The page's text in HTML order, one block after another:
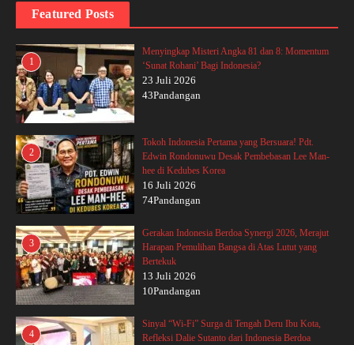
Featured Posts
1
Menyingkap Misteri Angka 81 dan 8: Momentum
‘Sunat Rohani’ Bagi Indonesia?
23 Juli 2026
43Pandangan
2
Tokoh Indonesia Pertama yang Bersuara! Pdt.
Edwin Rondonuwu Desak Pembebasan Lee Man-
hee di Kedubes Korea
16 Juli 2026
74Pandangan
3
Gerakan Indonesia Berdoa Synergi 2026, Merajut
Harapan Pemulihan Bangsa di Atas Lutut yang
Bertekuk
13 Juli 2026
10Pandangan
4
Sinyal “Wi-Fi” Surga di Tengah Deru Ibu Kota,
Refleksi Dalie Sutanto dari Indonesia Berdoa